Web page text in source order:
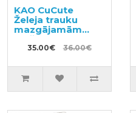
KAO CuCute
Želeja trauku
mazgājamām
mašīnām 480ml +
pildviela 800g
35.00€ 36.00€